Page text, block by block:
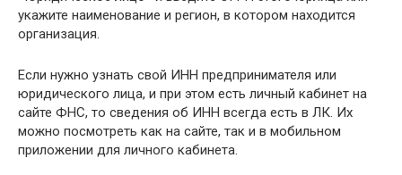
укажите наименование и регион, в котором находится
организация.
Если нужно узнать свой ИНН предпринимателя или
юридического лица, и при этом есть личный кабинет на
сайте ФНС, то сведения об ИНН всегда есть в ЛК. Их
можно посмотреть как на сайте, так и в мобильном
приложении для личного кабинета.